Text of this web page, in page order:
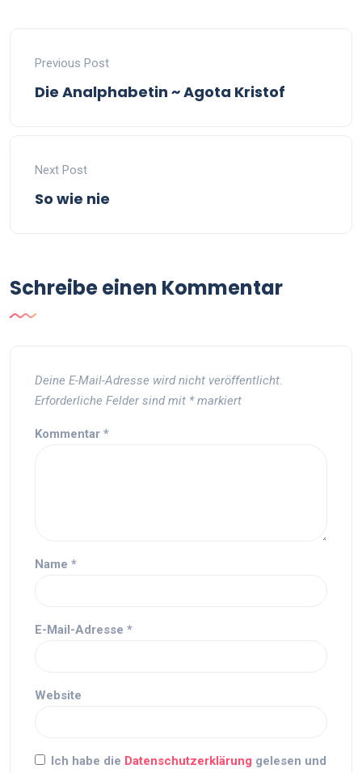
Previous Post
Die Analphabetin ~ Agota Kristof
Next Post
So wie nie
Schreibe einen Kommentar
Deine E-Mail-Adresse wird nicht veröffentlicht.
Erforderliche Felder sind mit *markiert
Kommentar *
Name *
E-Mail-Adresse *
Website
Ich habe die Datenschutzerklärung gelesen und